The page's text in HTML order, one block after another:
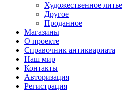
Художественное литье
Другое
Проданное
Магазины
О проекте
Справочник антиквариата
Наш мир
Контакты
Авторизация
Регистрация